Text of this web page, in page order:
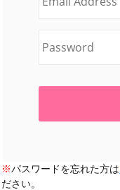
※パスワードを忘れた方は
ださい。